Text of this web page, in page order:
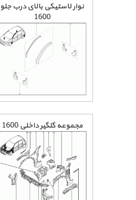
نوار لاستیکی بالای درب جلو
1600
مجموعه گلگیر داخلی 1600